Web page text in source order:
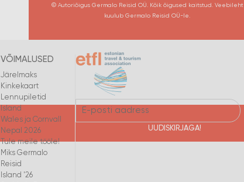
© Autoriõigus Germalo Reisid OÜ. Kõik õigused kaitstud. Veebileht
kuulub Germalo Reisid OÜ-le.
VÕIMALUSED
Järelmaks
Kinkekaart
Lennupiletid
Island
Wales ja Cornvall
Nepal 2026
Tule meile tööle!
Miks Germalo
Reisid
Island '26
UUDISKIRJAGA!